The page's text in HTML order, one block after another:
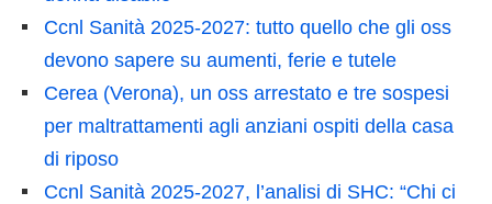
Ccnl Sanità 2025-2027: tutto quello che gli oss
devono sapere su aumenti, ferie e tutele
Cerea (Verona), un oss arrestato e tre sospesi
per maltrattamenti agli anziani ospiti della casa
di riposo
Ccnl Sanità 2025-2027, l’analisi di SHC: “Chi ci